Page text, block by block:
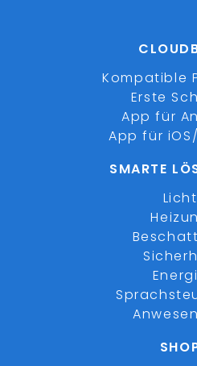
Kompatible
Erste
App für
App für
SMARTE
Licht